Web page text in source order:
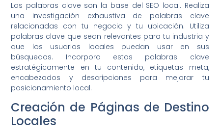
Las palabras clave son la base del SEO local. Realiza
una investigación exhaustiva de palabras clave
relacionadas con tu negocio y tu ubicación. Utiliza
palabras clave que sean relevantes para tu industria y
que los usuarios locales puedan usar en sus
búsquedas. Incorpora estas palabras clave
estratégicamente en tu contenido, etiquetas meta,
encabezados y descripciones para mejorar tu
posicionamiento local.
Creación de Páginas de Destino
Locales